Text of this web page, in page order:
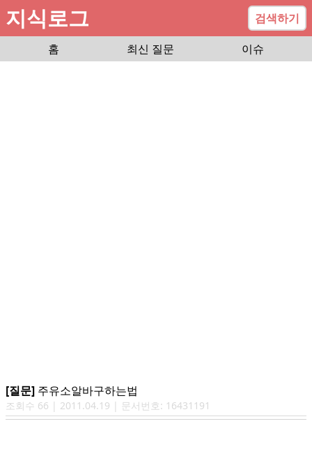
지식로그
검색하기
홈
최신 질문 이슈
[질문] 주유소알바구하는법
조회수 66 | 2011.04.19 | 문서번호: 16431191